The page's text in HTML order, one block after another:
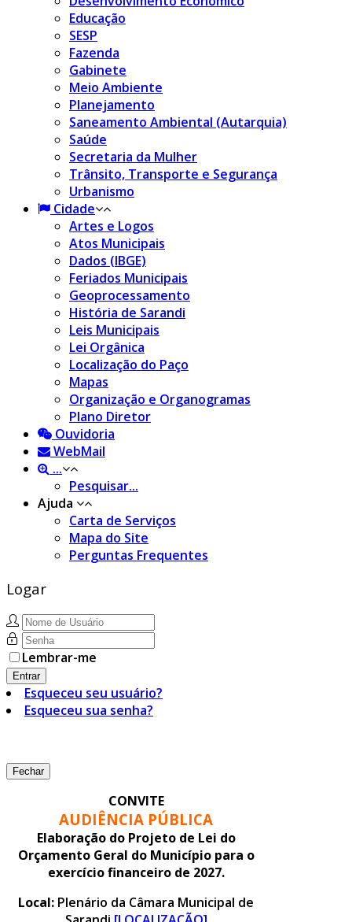
Educação
SESP
Fazenda
Gabinete
Meio Ambiente
Planejamento
Saneamento Ambiental (Autarquia)
Saúde
Secretaria da Mulher
Trânsito, Transporte e Segurança
Urbanismo
Cidade
Artes e Logos
Atos Municipais
Dados (IBGE)
Feriados Municipais
Geoprocessamento
História de Sarandi
Leis Municipais
Lei Orgânica
Localização do Paço
Mapas
Organização e Organogramas
Plano Diretor
Ouvidoria
WebMail
...
Pesquisar...
Ajuda
Carta de Serviços
Mapa do Site
Perguntas Frequentes
Logar
Lembrar-me
Entrar
Esqueceu seu usuário?
Esqueceu sua senha?
Fechar
CONVITE
AUDIÊNCIA PÚBLICA
Elaboração do Projeto de Lei do
Orçamento Geral do Município para o
exercício financeiro de 2027.
Local: Plenário da Câmara Municipal de